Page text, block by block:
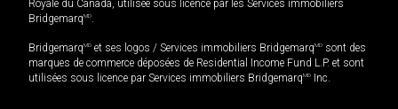
Royale du Canada, utilisée sous licence par les Services immobiliers
BridgemarqMD.
BridgemarqMD et ses logos / Services immobiliers BridgemarqMD sont des
marques de commerce déposées de Residential Income Fund L.P. et sont
utilisées sous licence par Services immobiliers BridgemarqMD Inc.